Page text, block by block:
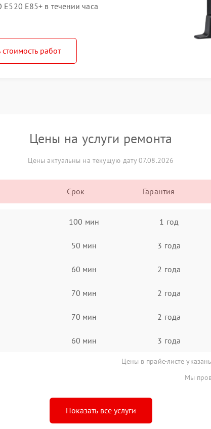
E85+ в течении часа
стоимость работ
Цены на услуги ремонта
Цены актуальны на текущую дату 07.08.2026
Срок Гарантия
100 мин 1 год
50 мин 3 года
60 мин 2 года
70 мин 2 года
70 мин 2 года
60 мин 3 года
Цены в прайс-листе
Мы
Показать все услуги